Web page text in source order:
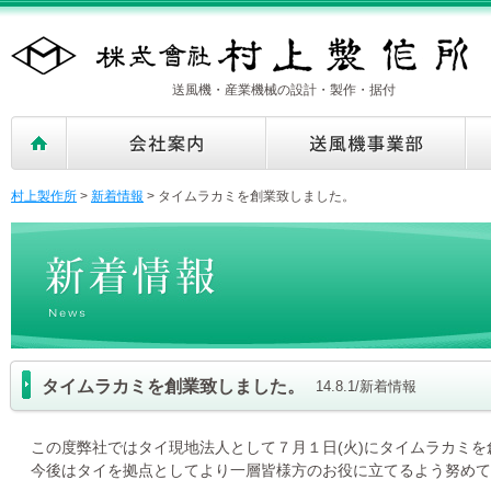
送風機・産業機械の設計・製作・据付
村上製作所 > 新着情報 > タイムラカミを創業致しました。
タイムラカミを創業致しました。 14.8.1/新着情報
この度弊社ではタイ現地法人として７月１日(火)にタイムラカミ
今後はタイを拠点としてより一層皆様方のお役に立てるよう努め